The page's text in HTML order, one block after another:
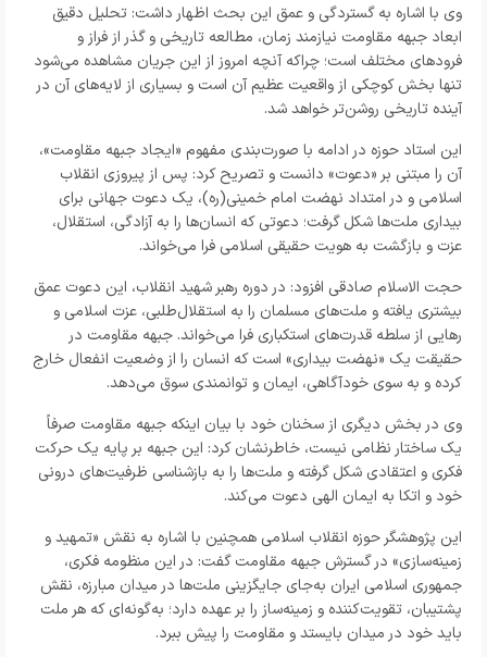
وی با اشاره به گستردگی و عمق این بحث اظهار داشت: تحلیل دقیق
ابعاد جبهه مقاومت نیازمند زمان، مطالعه تاریخی و گذر از فراز و
فرودهای مختلف است؛ چراکه آنچه امروز از این جریان مشاهده می‌شود
تنها بخش کوچکی از واقعیت عظیم آن است و بسیاری از لایه‌های آن در
آینده تاریخی روشن‌تر خواهد شد.
این استاد حوزه در ادامه با صورت‌بندی مفهوم «ایجاد جبهه مقاومت»،
آن را مبتنی بر «دعوت» دانست و تصریح کرد: پس از پیروزی انقلاب
اسلامی و در امتداد نهضت امام خمینی(ره)، یک دعوت جهانی برای
بیداری ملت‌ها شکل گرفت؛ دعوتی که انسان‌ها را به آزادگی، استقلال،
عزت و بازگشت به هویت حقیقی اسلامی فرا می‌خواند.
حجت الاسلام صادقی افزود: در دوره رهبر شهید انقلاب، این دعوت عمق
بیشتری یافته و ملت‌های مسلمان را به استقلال‌طلبی، عزت اسلامی و
رهایی از سلطه قدرت‌های استکباری فرا می‌خواند. جبهه مقاومت در
حقیقت یک «نهضت بیداری» است که انسان را از وضعیت انفعال خارج
کرده و به سوی خودآگاهی، ایمان و توانمندی سوق می‌دهد.
وی در بخش دیگری از سخنان خود با بیان اینکه جبهه مقاومت صرفاً
یک ساختار نظامی نیست، خاطرنشان کرد: این جبهه بر پایه یک حرکت
فکری و اعتقادی شکل گرفته و ملت‌ها را به بازشناسی ظرفیت‌های درونی
خود و اتکا به ایمان الهی دعوت می‌کند.
این پژوهشگر حوزه انقلاب اسلامی همچنین با اشاره به نقش «تمهید و
زمینه‌سازی» در گسترش جبهه مقاومت گفت: در این منظومه فکری،
جمهوری اسلامی ایران به‌جای جایگزینی ملت‌ها در میدان مبارزه، نقش
پشتیبان، تقویت‌کننده و زمینه‌ساز را بر عهده دارد؛ به‌گونه‌ای که هر ملت
باید خود در میدان بایستد و مقاومت را پیش ببرد.